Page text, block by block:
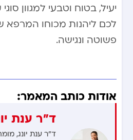
יעיל, בטוח וטבעי למגוון
לכם ליהנות מכוחו
פשוטה ונגישה.
אודות כותב המאמר:
ד"ר ענת
ד"ר ענת יונג,